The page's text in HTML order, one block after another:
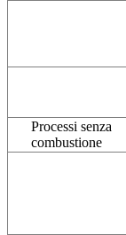
Processi senza
combustione